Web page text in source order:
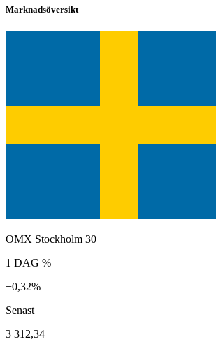
Marknadsöversikt
OMX Stockholm 30
1 DAG %
−0,32%
Senast
3 312,34